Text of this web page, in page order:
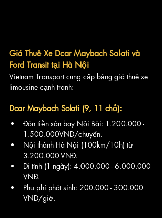
Giá Thuê Xe Dcar Maybach Solati và
Ford Transit tại Hà Nội
Vietnam Transport cung cấp bảng giá thuê xe
limousine cạnh tranh:
Dcar Maybach Solati (9, 11 chỗ):
Đón tiễn sân bay Nội Bài: 1.200.000 -
1.500.000VNĐ/chuyến.
Nội thành Hà Nội (100km/10h) từ
3.200.000 VNĐ.
Đi tỉnh (1 ngày): 4.000.000 - 6.000.000
VNĐ.
Phụ phí phát sinh: 200.000 - 300.000
VNĐ/giờ.